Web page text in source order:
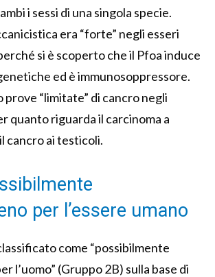
i sessi di una singola specie.
era “forte” negli esseri
si è scoperto che il Pfoa induce
ed è immunosoppressore.
prove “limitate” di cancro negli
quanto riguarda il carcinoma a
cancro ai testicoli.
per l’essere umano
come “possibilmente
l’uomo” (Gruppo 2B) sulla base di